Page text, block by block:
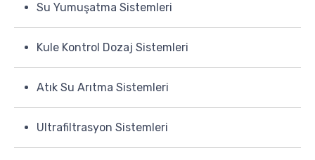
Su Yumuşatma Sistemleri
Kule Kontrol Dozaj Sistemleri
Atık Su Arıtma Sistemleri
Ultrafiltrasyon Sistemleri